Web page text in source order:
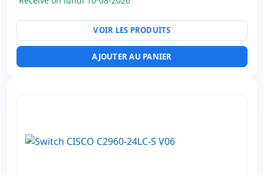
VOIR LES PRODUITS
AJOUTER AU PANIER